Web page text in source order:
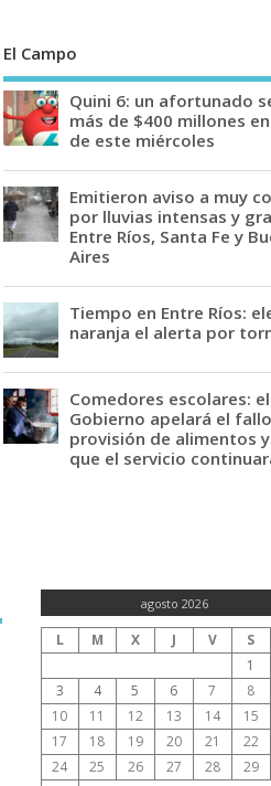
El Campo
Quini 6: un afortunado
más de $400 millones
de este miércoles
Emitieron aviso a muy
por lluvias intensas y
Entre Ríos, Santa Fe y
Aires
Tiempo en Entre Ríos:
naranja el alerta por
Comedores escolares: el
Gobierno apelará el
provisión de alimentos
que el servicio
agosto 2026
L M X J V S
1
3
4 5 6 7 8
10
11 12 13 14 15
17
18 19 20 21 22
24
25 26 27 28 29